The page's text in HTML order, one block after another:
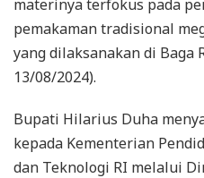
materinya terfokus pada
pemakaman tradisional
yang dilaksanakan di Baga
13/08/2024).
Bupati Hilarius Duha
kepada Kementerian
dan Teknologi RI melalui